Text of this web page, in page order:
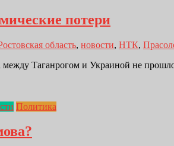
потери
область, новости, НТК,
между Таганрогом и Украиной не
Политика